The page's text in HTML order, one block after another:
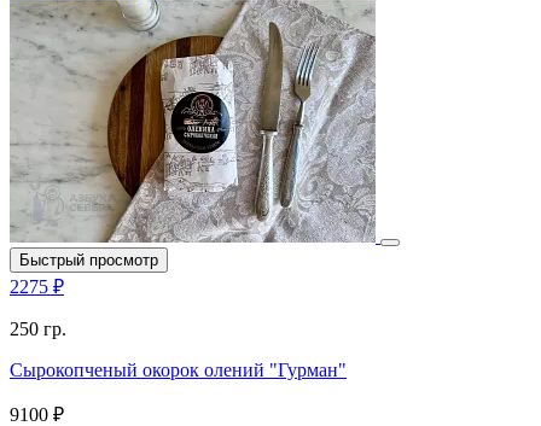
Быстрый просмотр
2275 ₽
250 гр.
Сырокопченый окорок олений "Гурман"
9100 ₽